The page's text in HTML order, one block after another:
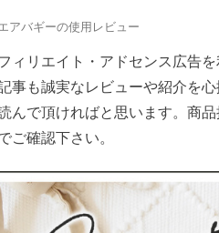
アバギーの使用レビュー
ィリエイト・アドセンス広告
事も誠実なレビューや紹介を
んで頂ければと思います。商
ご確認下さい。